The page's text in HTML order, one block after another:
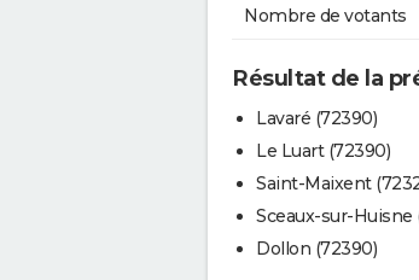
Nombre de votants
Résultat de la
Lavaré (72390)
Le Luart (72390)
Saint-Maixent
Sceaux-sur-Huisne
Dollon (72390)